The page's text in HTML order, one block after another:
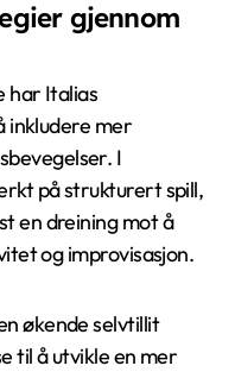
gjennom
har Italias
inkludere mer
I
på strukturert spill,
en dreining mot å
og improvisasjon.
økende selvtillit
til å utvikle en mer